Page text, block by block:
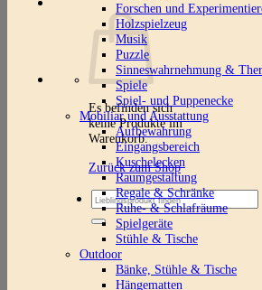
Es befinden sich
keine Produkte im
Warenkorb.
Zurück zum Shop
Suchen
nach:
Forschen und
Holzspielzeug
Musik
Puzzle
Sinneswahrnehmung &
Spiele
Spiel- und Puppenecke
Mobiliar und Ausstattung
Aufbewahrung
Eingangsbereich
Kuschelecken
Raumgestaltung
Regale & Schränke
Ruhe- & Schlafräume
Spielgeräte
Stühle & Tische
Outdoor
Bänke, Stühle & Tische
Hängematten